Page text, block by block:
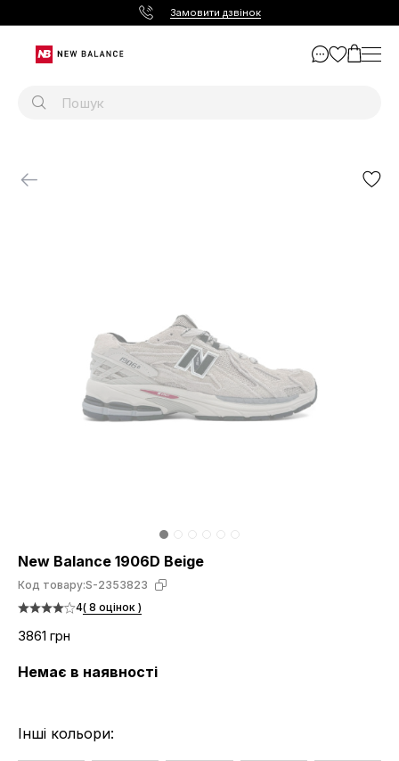
Замовити дзвінок
New Balance 1906D Beige
Код товару:S-2353823
4( 8 оцінок )
3861 грн
Немає в наявності
Інші кольори: